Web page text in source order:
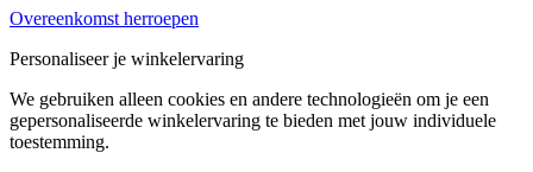
Overeenkomst herroepen
Personaliseer je winkelervaring
We gebruiken alleen cookies en andere technologieën om je een
gepersonaliseerde winkelervaring te bieden met jouw individuele
toestemming.